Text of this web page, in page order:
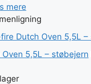
mere
5,5L – støbejern